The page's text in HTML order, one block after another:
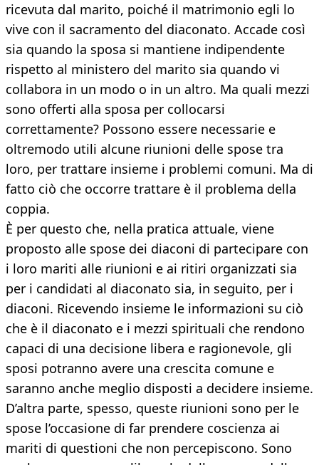
ricevuta dal marito, poiché il matrimonio egli lo
vive con il sacramento del diaconato. Accade così
sia quando la sposa si mantiene indipendente
rispetto al ministero del marito sia quando vi
collabora in un modo o in un altro. Ma quali mezzi
sono offerti alla sposa per collocarsi
correttamente? Possono essere necessarie e
oltremodo utili alcune riunioni delle spose tra
loro, per trattare insieme i problemi comuni. Ma di
fatto ciò che occorre trattare è il problema della
coppia.
È per questo che, nella pratica attuale, viene
proposto alle spose dei diaconi di partecipare con
i loro mariti alle riunioni e ai ritiri organizzati sia
per i candidati al diaconato sia, in seguito, per i
diaconi. Ricevendo insieme le informazioni su ciò
che è il diaconato e i mezzi spirituali che rendono
capaci di una decisione libera e ragionevole, gli
sposi potranno avere una crescita comune e
saranno anche meglio disposti a decidere insieme.
D’altra parte, spesso, queste riunioni sono per le
spose l’occasione di far prendere coscienza ai
mariti di questioni che non percepiscono. Sono